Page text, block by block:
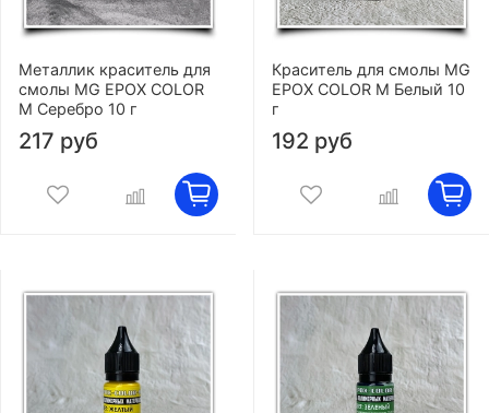
Металлик краситель для
смолы MG EPOX COLOR
M Серебро 10 г
217 руб
Краситель для смолы MG
EPOX COLOR M Белый 10
г
192 руб